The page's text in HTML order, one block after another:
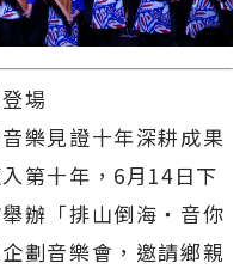
場
樂見證十年深耕成果
第十年，6月14日下
辦「排山倒海・音你
劃音樂會，邀請鄉親